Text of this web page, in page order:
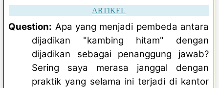
ARTIKEL
Question: Apa yang menjadi pembeda antara
dijadikan "kambing hitam" dengan
dijadikan sebagai penanggung jawab?
Sering saya merasa janggal dengan
praktik yang selama ini terjadi di kantor